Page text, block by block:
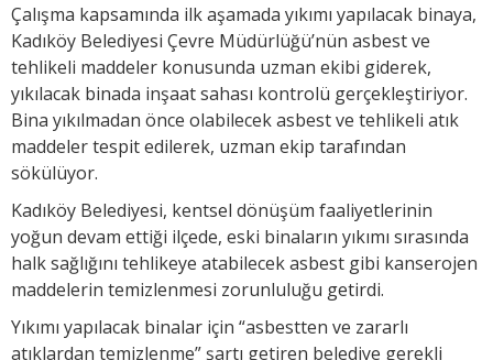
Çalışma kapsamında ilk aşamada yıkımı yapılacak binaya,
Kadıköy Belediyesi Çevre Müdürlüğü’nün asbest ve
tehlikeli maddeler konusunda uzman ekibi giderek,
yıkılacak binada inşaat sahası kontrolü gerçekleştiriyor.
Bina yıkılmadan önce olabilecek asbest ve tehlikeli atık
maddeler tespit edilerek, uzman ekip tarafından
sökülüyor.
Kadıköy Belediyesi, kentsel dönüşüm faaliyetlerinin
yoğun devam ettiği ilçede, eski binaların yıkımı sırasında
halk sağlığını tehlikeye atabilecek asbest gibi kanserojen
maddelerin temizlenmesi zorunluluğu getirdi.
Yıkımı yapılacak binalar için “asbestten ve zararlı
atıklardan temizlenme” şartı getiren belediye gerekli